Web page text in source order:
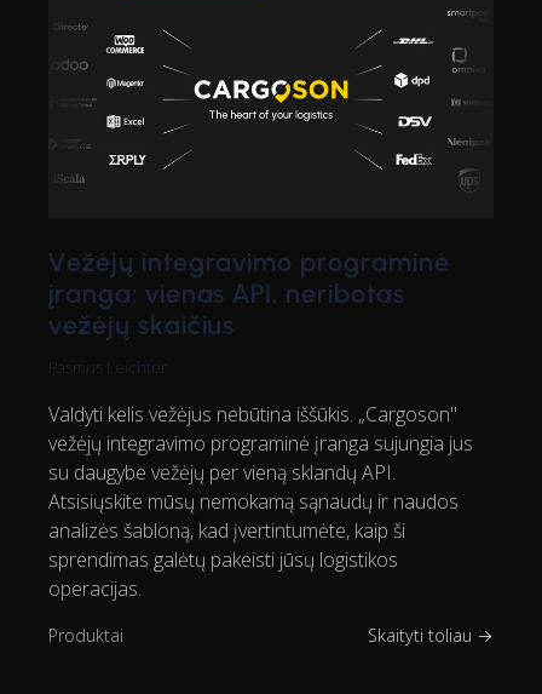
Vežėjų integravimo programinė
įranga: vienas API, neribotas
vežėjų skaičius
Rasmus Leichter
Valdyti kelis vežėjus nebūtina iššūkis. „Cargoson"
vežėjų integravimo programinė įranga sujungia jus
su daugybe vežėjų per vieną sklandų API.
Atsisiųskite mūsų nemokamą sąnaudų ir naudos
analizės šabloną, kad įvertintumėte, kaip ši
sprendimas galėtų pakeisti jūsų logistikos
operacijas.
Produktai Skaityti toliau →